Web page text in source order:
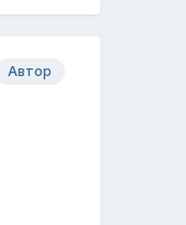
Автор